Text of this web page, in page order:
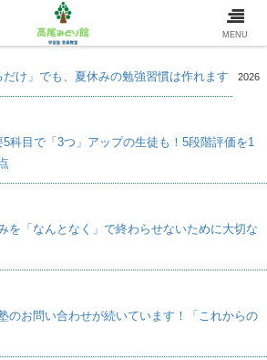
け」でも、夏休みの勉強習慣は作れます 2026
5科目で「3つ」アップの生徒も！5段階評価を1
を「なんとなく」で終わらせないために大切な
のお問い合わせが続いています！「これからの
MENU